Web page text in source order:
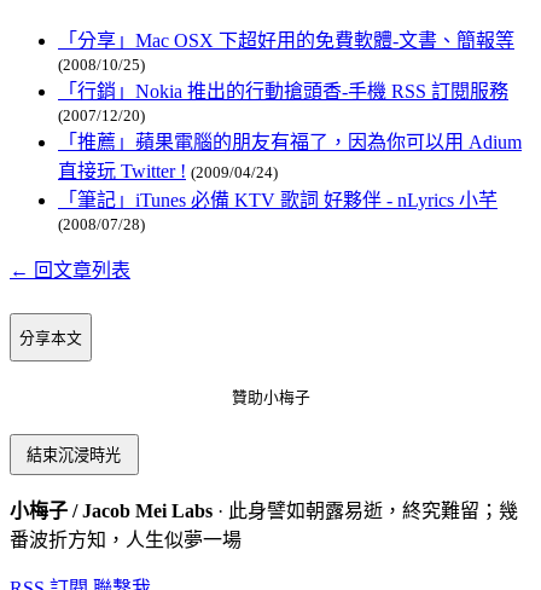
「分享」Mac OSX 下超好用的免費軟體-文書、簡報等
(2008/10/25)
「行銷」Nokia 推出的行動搶頭香-手機 RSS 訂閱服務
(2007/12/20)
「推薦」蘋果電腦的朋友有福了，因為你可以用 Adium
直接玩 Twitter ! (2009/04/24)
「筆記」iTunes 必備 KTV 歌詞 好夥伴 - nLyrics 小芊
(2008/07/28)
← 回文章列表
分享本文
贊助小梅子
結束沉浸時光
小梅子 / Jacob Mei Labs · 此身譬如朝露易逝，終究難留；幾
番波折方知，人生似夢一場